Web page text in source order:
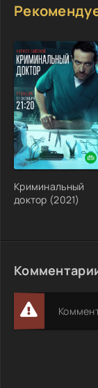
Криминальный
доктор (2021)